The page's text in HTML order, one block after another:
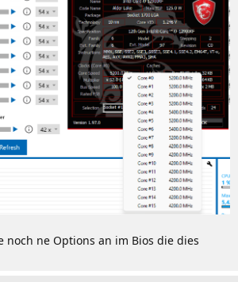
noch ne Options an im Bios die dies